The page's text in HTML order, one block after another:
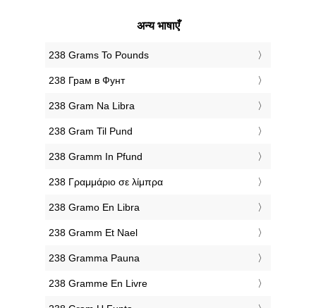
अन्य भाषाएँ
‎238 Grams To Pounds
‎238 Грам в Фунт
‎238 Gram Na Libra
‎238 Gram Til Pund
‎238 Gramm In Pfund
‎238 Γραμμάριο σε λίμπρα
‎238 Gramo En Libra
‎238 Gramm Et Nael
‎238 Gramma Pauna
‎238 Gramme En Livre